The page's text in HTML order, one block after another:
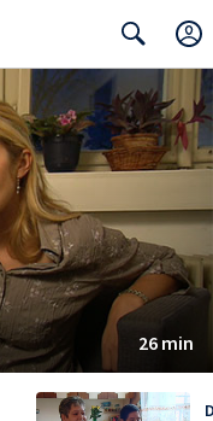
Search
26 min